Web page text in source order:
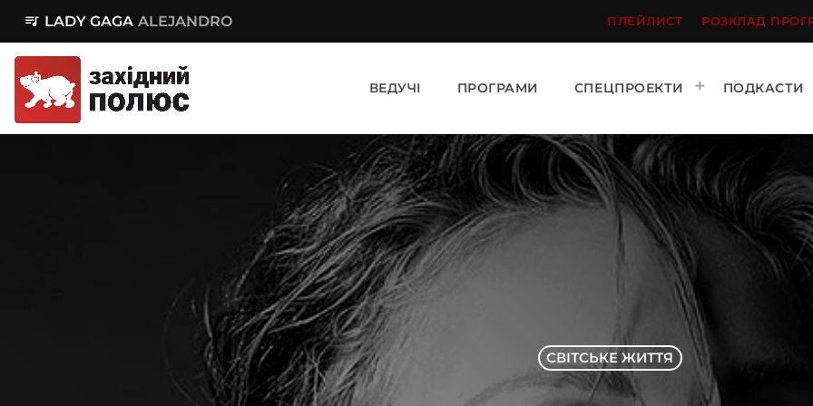
queue_music LADY GAGA ALEJANDRO ПЛЕЙЛИСТ РОЗКЛАД
ВЕДУЧІ ПРОГРАМИ СПЕЦПРОЕКТИ ПОДКАСТИ
СВІТСЬКЕ ЖИТТЯ